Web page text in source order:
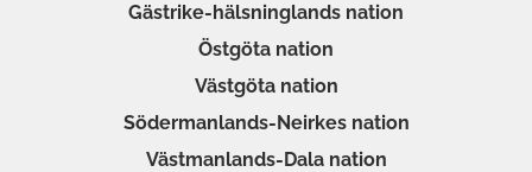
Gästrike-hälsninglands nation
Östgöta nation
Västgöta nation
Södermanlands-Neirkes nation
Västmanlands-Dala nation